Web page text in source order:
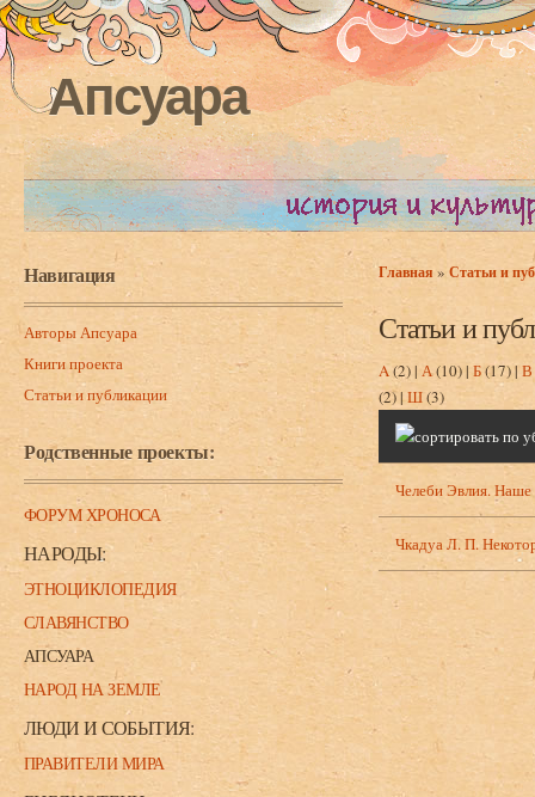
Апсуара
Навигация
Авторы Апсуара
Книги проекта
Статьи и публикации
Родственные проекты:
ФОРУМ ХРОНОСА
НАРОДЫ:
ЭТНОЦИКЛОПЕДИЯ
СЛАВЯНСТВО
АПСУАРА
НАРОД НА ЗЕМЛЕ
ЛЮДИ И СОБЫТИЯ:
ПРАВИТЕЛИ МИРА
Вы здесь
Главная » Статьи и
Статьи и
A(2)| А(10)| Б(17)| В
(2)|Ш(3)
Челеби Эвлия. Наше
Чкадуа Л. П.